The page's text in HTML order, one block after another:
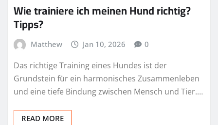
Wie trainiere ich meinen Hund richtig?
Tipps?
Matthew Jan 10, 2026 0
Das richtige Training eines Hundes ist der
Grundstein für ein harmonisches Zusammenleben
und eine tiefe Bindung zwischen Mensch und Tier.…
READ MORE